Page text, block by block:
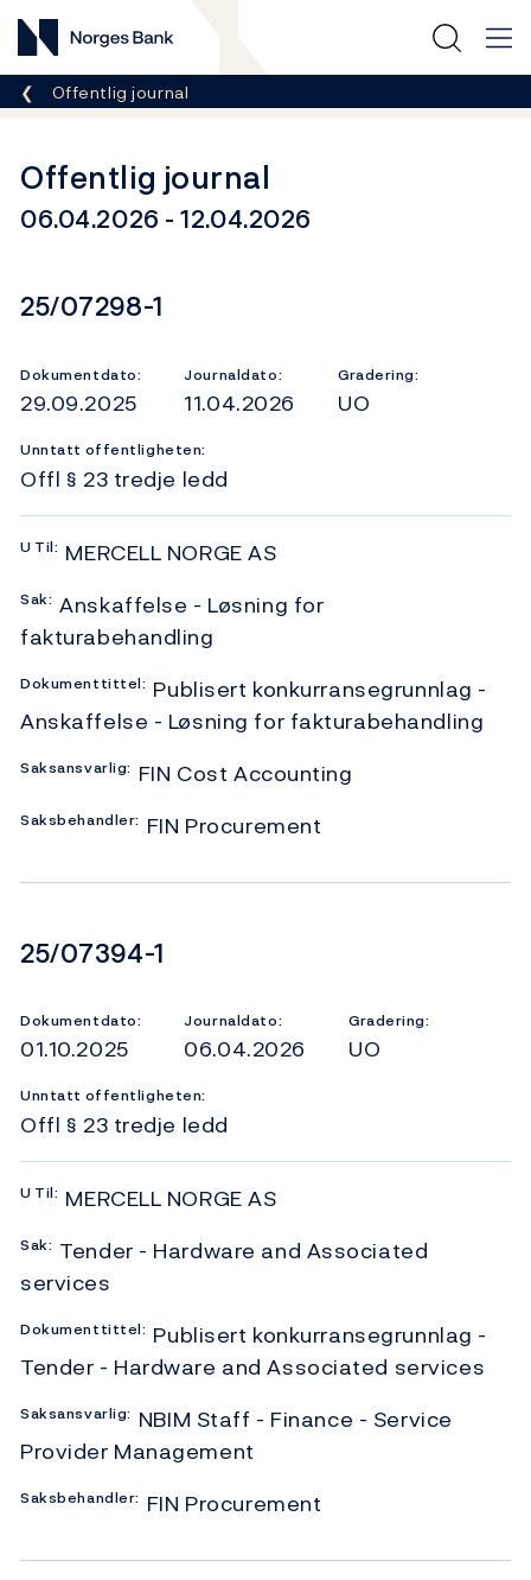
Norges Bank
Her er du nå:
Offentlig journal
Offentlig journal
06.04.2026 - 12.04.2026
Dokumentnummer
25/07298-1
Dokumentdato:
29.09.2025
Journaldato:
11.04.2026
Gradering:
UO
Unntatt offentligheten:
Offl § 23 tredje ledd
U Til: MERCELL NORGE AS
Sak: Anskaffelse - Løsning for
fakturabehandling
Dokumenttittel: Publisert konkurransegrunnlag -
Anskaffelse - Løsning for fakturabehandling
Saksansvarlig: FIN Cost Accounting
Saksbehandler: FIN Procurement
Dokumentnummer
25/07394-1
Dokumentdato:
01.10.2025
Journaldato:
06.04.2026
Gradering:
UO
Unntatt offentligheten:
Offl § 23 tredje ledd
U Til: MERCELL NORGE AS
Sak: Tender - Hardware and Associated
services
Dokumenttittel: Publisert konkurransegrunnlag -
Tender - Hardware and Associated services
Saksansvarlig: NBIM Staff - Finance - Service
Provider Management
Saksbehandler: FIN Procurement